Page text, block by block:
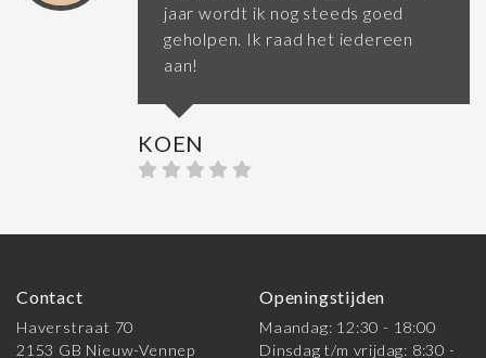
jaar wordt ik nog steeds goed
geholpen. Ik raad het iedereen
aan!
KOEN
Contact
Haverstraat 70
2153 GB Nieuw-Vennep
Openingstijden
Maandag: 12:30 - 18:00
Dinsdag t/m vrijdag: 8:30 -